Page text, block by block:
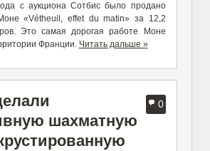
с аукциона Сотбис было продано
«Vétheuil, effet du matin» за 12,2
Это самая дорогая работе Моне
Франции. Читать дальше »
0
шахматную